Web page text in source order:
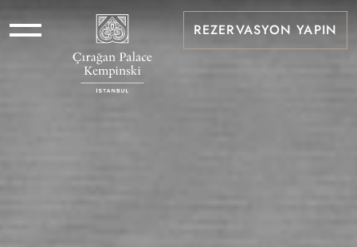
REZERVASYON YAPIN